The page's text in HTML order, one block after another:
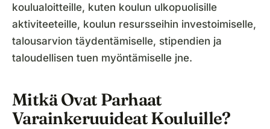
koulualoitteille, kuten koulun ulkopuolisille
aktiviteeteille, koulun resursseihin investoimiselle,
talousarvion täydentämiselle, stipendien ja
taloudellisen tuen myöntämiselle jne.
Mitkä Ovat Parhaat
Varainkeruuideat Kouluille?